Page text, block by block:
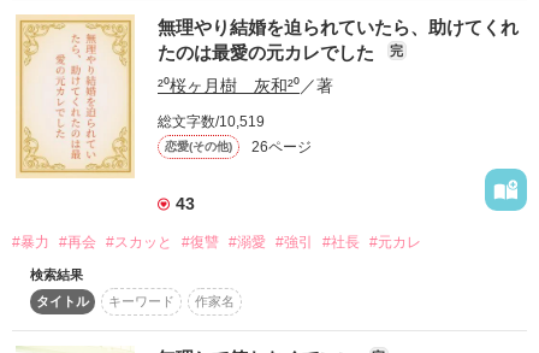
従契約を結ぶことになったティア。
孤児院を追い出されそうになったとき、人を愛せない呪いを
かけられた冷徹竜騎士に助けられ竜の谷で暮らすことになる。
のんびり生活を満喫するため、ループの知識を使って竜の谷
を住みよくしようと奮闘をはじめる。
するとなぜか、人を愛せないはずの竜騎士に偏愛されるよう
になっていた!?
しかも、もとの国の司祭まで「戻ってこい」と言い出し
お人好し大聖女が自称悪女として幸せを目指す、やり直し奮
8/29完結しました。
2023/1/5　書籍発売にともないタイトルを変更しました。
読んで頂けますと幸いです。
すこし、オカルト的な要素も
合わないと思われましたら
直ぐに退出されて下さい。
宜しくお願い致します。
*****　これより　*****
無理やり結婚を迫られていたら、助けてくれ
たのは最愛の元カレでした
完
²⁰桜ヶ月樹 灰和²⁰／著
総文字数/10,519
恋愛(その他) 26ページ
43
#暴力 #再会 #スカッと #復讐 #溺愛 #強引 #社長 #元カレ
検索結果
タイトル
キーワード 作家名